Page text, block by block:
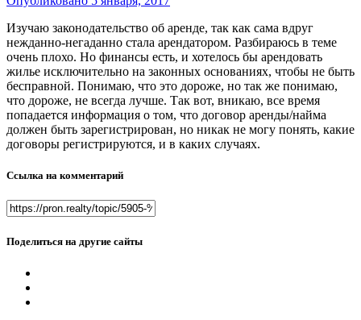
Изучаю законодательство об аренде, так как сама вдруг
нежданно-негаданно стала арендатором. Разбираюсь в теме
очень плохо. Но финансы есть, и хотелось бы арендовать
жилье исключительно на законных основаниях, чтобы не быть
бесправной. Понимаю, что это дороже, но так же понимаю,
что дороже, не всегда лучше. Так вот, вникаю, все время
попадается информация о том, что договор аренды/найма
должен быть зарегистрирован, но никак не могу понять, какие
договоры регистрируются, и в каких случаях.
Ссылка на комментарий
Поделиться на другие сайты